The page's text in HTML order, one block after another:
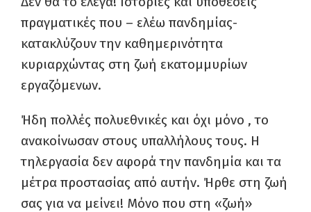
πραγματικές που – ελέω πανδημίας-
κατακλύζουν την καθημερινότητα
κυριαρχώντας στη ζωή εκατομμυρίων
εργαζόμενων.
Ήδη πολλές πολυεθνικές και όχι μόνο , το
ανακοίνωσαν στους υπαλλήλους τους. Η
τηλεργασία δεν αφορά την πανδημία και τα
μέτρα προστασίας από αυτήν. Ήρθε στη ζωή
σας για να μείνει! Μόνο που στη «ζωή»